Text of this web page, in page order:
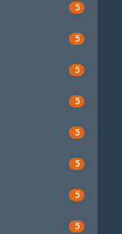
5
5
5
5
5
5
5
5